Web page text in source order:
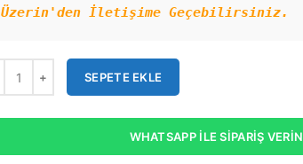
Üzerin'den İletişime Geçebilirsiniz.
SEPETE EKLE
WHATSAPP İLE SIPARIŞ VERIN